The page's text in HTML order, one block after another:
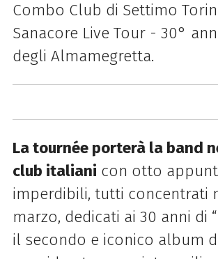
Combo Club di Settimo
Sanacore Live Tour - 30°
degli Almamegretta.
La tournée porterà la band
club italiani con otto
imperdibili, tutti concentrati
marzo, dedicati ai 30 anni di
il secondo e iconico album